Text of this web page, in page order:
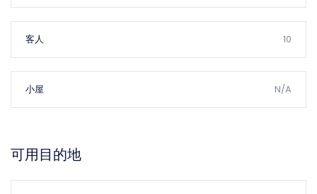
客人 10
小屋 N/A
可用目的地